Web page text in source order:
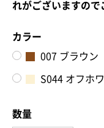
れがございますので
カラー
007 ブラウン
S044 オフホ
数量